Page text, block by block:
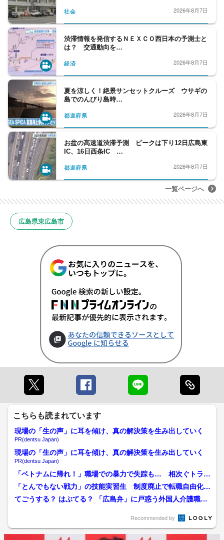
社会 2026年8月7日
渋滞情報を発信するＮＥＸＣＯ西日本の予測士と
は？ 交通動向を…
経済 2026年8月7日
夏を涼しく！絶景サンセットクルーズ ウサギの
島でのんびり島時…
都道府県 2026年8月7日
お盆の高速道渋滞予測 ピークは下り12日広島東
IC、16日西条IC …
都道府県 2026年8月7日
一覧ページへ
広島県東広島市
こちらも読まれています
現場の「生の声」に耳を傾け、真の解決策を生み出していく
PR(dentsu Japan)
現場の「生の声」に耳を傾け、真の解決策を生み出していく
PR(dentsu Japan)
「ベトナムに帰れ！」職場での暴力で失踪も… 相次ぐトラブ
ル「技能実習制度」に悪質...
「とんでもない戦力」の技能実習生 制度廃止で転職自由化
へ 都市部への人材流出懸念...
てごうする？ はぶてる？ 「広島弁」に戸惑う外国人介護職
Recommended by